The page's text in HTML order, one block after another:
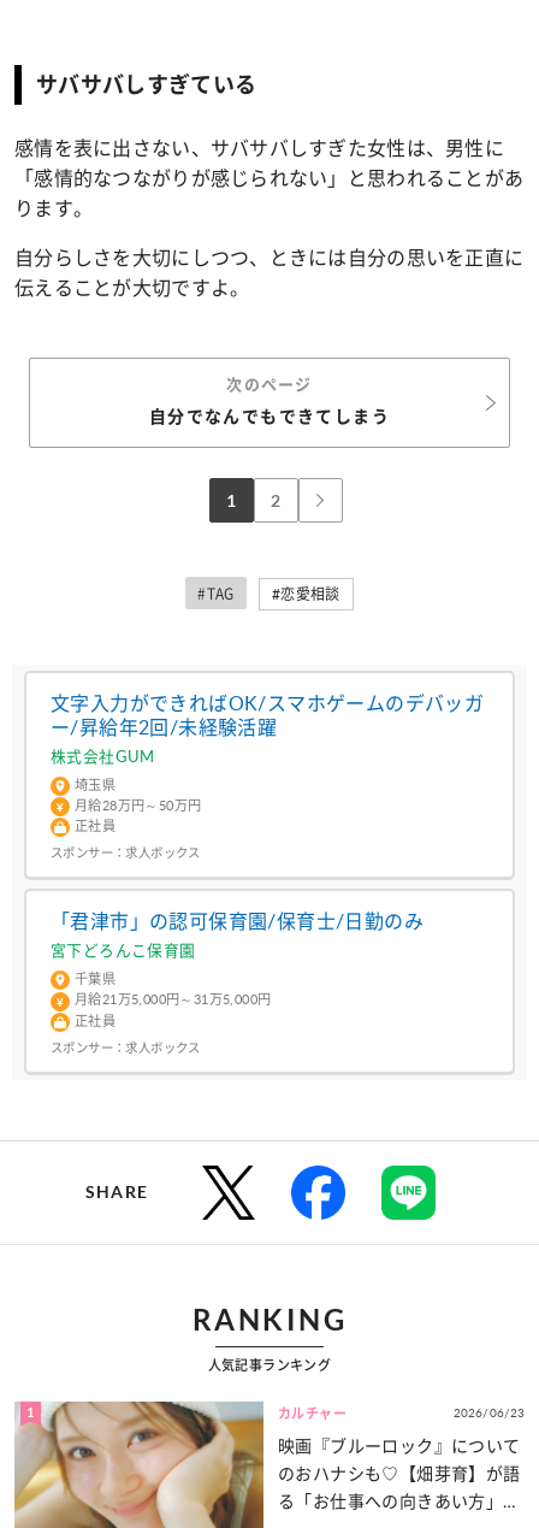
サバサバしすぎている
感情を表に出さない、 サバサバしすぎた女性は、男性に
「感情的なつながりが感じられない」と思われることがあ
ります。
自分らしさを大切にしつつ、ときには自分の思いを正直に
伝えることが大切ですよ。
次のページ
自分でなんでもできてしまう
1 2
#TAG #恋愛相談
文字入力ができればOK/スマホゲームのデバッガ
ー/昇給年2回/未経験活躍
株式会社GUM
埼玉県
月給28万円～50万円
正社員
スポンサー：求人ボックス
「君津市」の認可保育園/保育士/日勤のみ
宮下どろんこ保育園
千葉県
月給21万5,000円～31万5,000円
正社員
スポンサー：求人ボックス
SHARE
RANKING
人気記事ランキング
1 カルチャー 2026/06/23
映画『ブルーロック』について
のおハナシも♡【畑芽育】が語
る「お仕事への向きあい方」と